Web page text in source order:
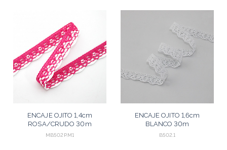
ENCAJE OJITO 1,4cm
ROSA/CRUDO 30m
MB502P.M1
ENCAJE OJITO 1,6cm
BLANCO 30m
B502.1